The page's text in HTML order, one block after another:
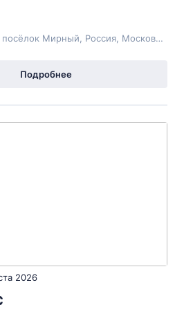
Московская область, посёлок Мирный, Россия, Московская область, городской округ Люберцы, посёлок Мирный, Крымская улица, 12/11
Подробнее
2026